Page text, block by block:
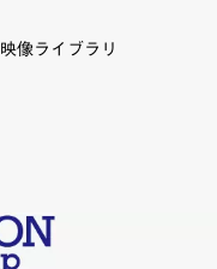
映像ライブラリ